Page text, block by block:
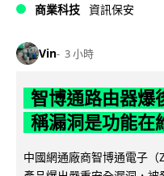
商業科技 資訊保安
Vin 3 小時
智博通路由器爆
稱漏洞是功能在
中國網通廠商智博通電子